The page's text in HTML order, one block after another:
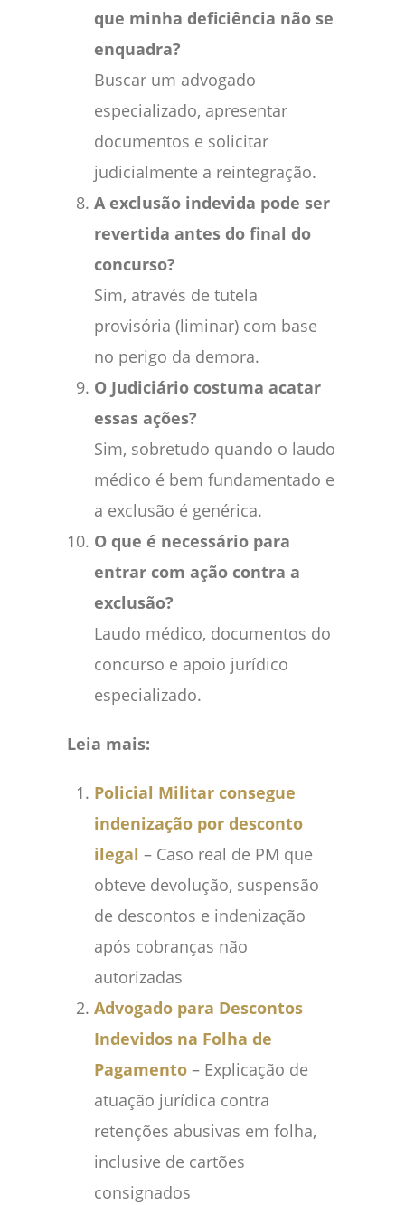
que minha deficiência não se
enquadra?
Buscar um advogado
especializado, apresentar
documentos e solicitar
judicialmente a reintegração.
A exclusão indevida pode ser
revertida antes do final do
concurso?
Sim, através de tutela
provisória (liminar) com base
no perigo da demora.
O Judiciário costuma acatar
essas ações?
Sim, sobretudo quando o laudo
médico é bem fundamentado e
a exclusão é genérica.
O que é necessário para
entrar com ação contra a
exclusão?
Laudo médico, documentos do
concurso e apoio jurídico
especializado.
Leia mais:
Policial Militar consegue
indenização por desconto
ilegal – Caso real de PM que
obteve devolução, suspensão
de descontos e indenização
após cobranças não
autorizadas
Advogado para Descontos
Indevidos na Folha de
Pagamento – Explicação de
atuação jurídica contra
retenções abusivas em folha,
inclusive de cartões
consignados